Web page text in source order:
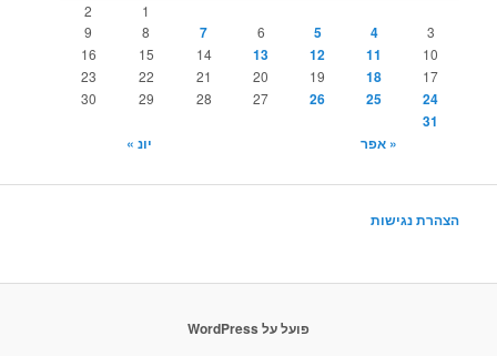
1
2
3
4
5
6
7
8
9
10
11
12
13
14
15
16
17
18
19
20
21
22
23
24
25
26
27
28
29
30
31
« אפר
יונ »
הצהרת נגישות
פועל על WordPress